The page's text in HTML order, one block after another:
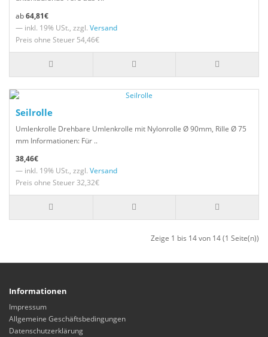
64,81€
— inkl. 19% USt., zzgl. Versand
Preis ohne Steuer 54,46€
Seilrolle
Umlenkrolle Drehbare Umlenkrolle mit Nylonrolle Ø 90mm, Rille Ø 75
mm Informationen: Für ..
38,46€
— inkl. 19% USt., zzgl. Versand
Preis ohne Steuer 32,32€
Zeige 1 bis 14 von 14 (1 Seite(n))
Informationen
Impressum
Allgemeine Geschäftsbedingungen
Datenschutzerklärung